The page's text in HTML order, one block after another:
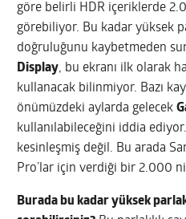
göre belirli HDR içeriklerde
görebiliyor. Bu kadar yüksek
doğruluğunu kaybetmeden
Display, bu ekranı ilk olarak
kullanacak bilinmiyor. Bazı
önümüzdeki aylarda gelecek
kullanılabileceğini iddia
kesinleşmiş değil. Bu arada
Pro’lar için verdiği bir 2.000
Burada bu kadar yüksek